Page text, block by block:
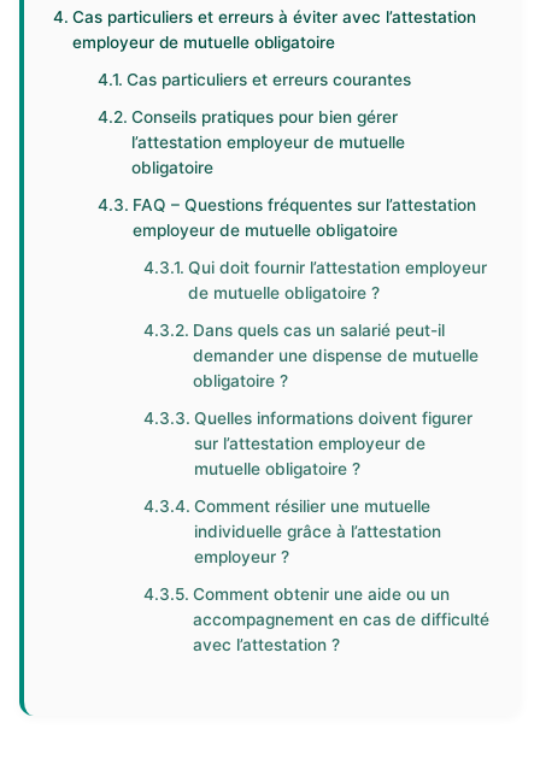
Cas particuliers et erreurs à éviter avec l’attestation
employeur de mutuelle obligatoire
Cas particuliers et erreurs courantes
Conseils pratiques pour bien gérer
l’attestation employeur de mutuelle
obligatoire
FAQ – Questions fréquentes sur l’attestation
employeur de mutuelle obligatoire
Qui doit fournir l’attestation employeur
de mutuelle obligatoire ?
Dans quels cas un salarié peut-il
demander une dispense de mutuelle
obligatoire ?
Quelles informations doivent figurer
sur l’attestation employeur de
mutuelle obligatoire ?
Comment résilier une mutuelle
individuelle grâce à l’attestation
employeur ?
Comment obtenir une aide ou un
accompagnement en cas de difficulté
avec l’attestation ?